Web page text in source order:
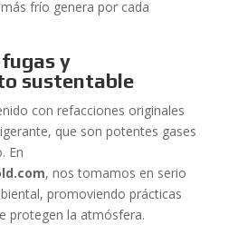
frío genera por cada
y
sustentable
con refacciones originales
que son potentes gases
En
, nos tomamos en serio
promoviendo prácticas
protegen la atmósfera.